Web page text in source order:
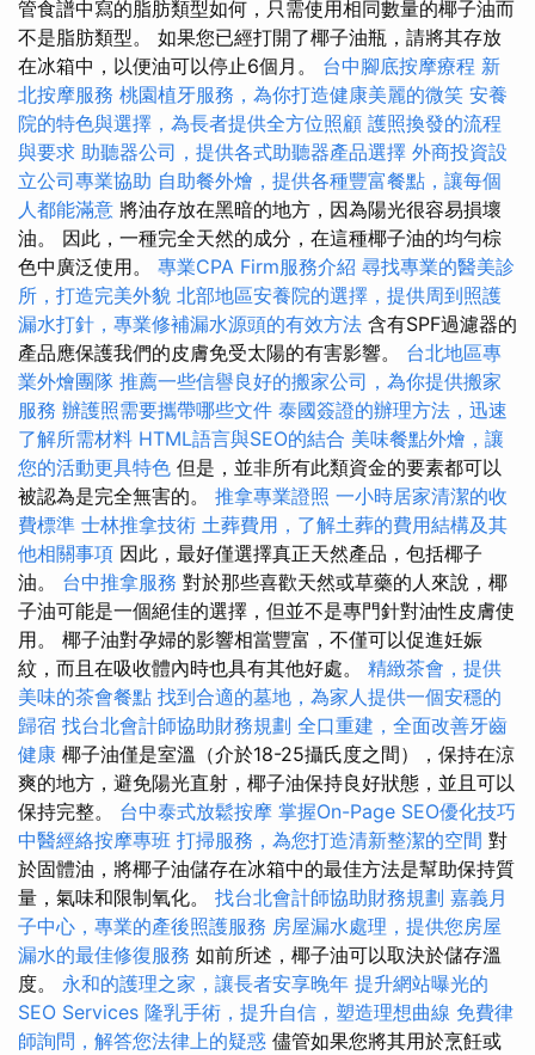
管食譜中寫的脂肪類型如何，只需使用相同數量的椰子油而
不是脂肪類型。 如果您已經打開了椰子油瓶，請將其存放
在冰箱中，以便油可以停止6個月。 台中腳底按摩療程 新
北按摩服務 桃園植牙服務，為你打造健康美麗的微笑 安養
院的特色與選擇，為長者提供全方位照顧 護照換發的流程
與要求 助聽器公司，提供各式助聽器產品選擇 外商投資設
立公司專業協助 自助餐外燴，提供各種豐富餐點，讓每個
人都能滿意 將油存放在黑暗的地方，因為陽光很容易損壞
油。 因此，一種完全天然的成分，在這種椰子油的均勻棕
色中廣泛使用。 專業CPA Firm服務介紹 尋找專業的醫美診
所，打造完美外貌 北部地區安養院的選擇，提供周到照護
漏水打針，專業修補漏水源頭的有效方法 含有SPF過濾器的
產品應保護我們的皮膚免受太陽的有害影響。 台北地區專
業外燴團隊 推薦一些信譽良好的搬家公司，為你提供搬家
服務 辦護照需要攜帶哪些文件 泰國簽證的辦理方法，迅速
了解所需材料 HTML語言與SEO的結合 美味餐點外燴，讓
您的活動更具特色 但是，並非所有此類資金的要素都可以
被認為是完全無害的。 推拿專業證照 一小時居家清潔的收
費標準 士林推拿技術 土葬費用，了解土葬的費用結構及其
他相關事項 因此，最好僅選擇真正天然產品，包括椰子
油。 台中推拿服務 對於那些喜歡天然或草藥的人來說，椰
子油可能是一個絕佳的選擇，但並不是專門針對油性皮膚使
用。 椰子油對孕婦的影響相當豐富，不僅可以促進妊娠
紋，而且在吸收體內時也具有其他好處。 精緻茶會，提供
美味的茶會餐點 找到合適的墓地，為家人提供一個安穩的
歸宿 找台北會計師協助財務規劃 全口重建，全面改善牙齒
健康 椰子油僅是室溫（介於18-25攝氏度之間），保持在涼
爽的地方，避免陽光直射，椰子油保持良好狀態，並且可以
保持完整。 台中泰式放鬆按摩 掌握On-Page SEO優化技巧
中醫經絡按摩專班 打掃服務，為您打造清新整潔的空間 對
於固體油，將椰子油儲存在冰箱中的最佳方法是幫助保持質
量，氣味和限制氧化。 找台北會計師協助財務規劃 嘉義月
子中心，專業的產後照護服務 房屋漏水處理，提供您房屋
漏水的最佳修復服務 如前所述，椰子油可以取決於儲存溫
度。 永和的護理之家，讓長者安享晚年 提升網站曝光的
SEO Services 隆乳手術，提升自信，塑造理想曲線 免費律
師詢問，解答您法律上的疑惑 儘管如果您將其用於烹飪或